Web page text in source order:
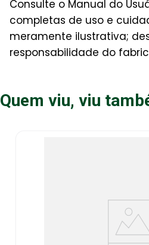
Consulte o Manual do
completas de uso e
meramente ilustrativa;
responsabilidade do
Quem viu, viu